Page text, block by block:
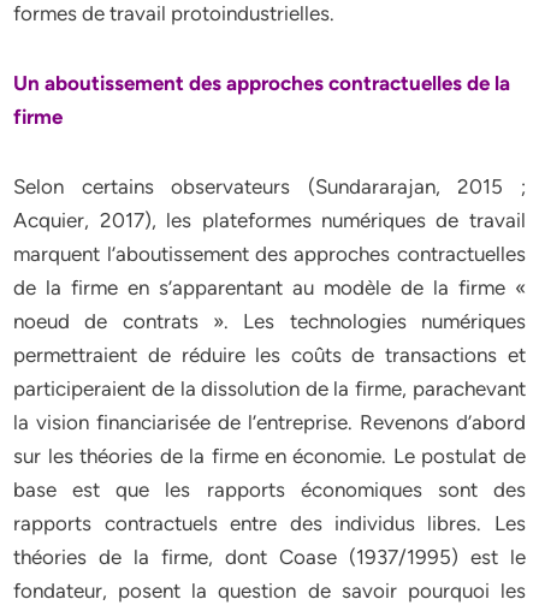
formes de travail protoindustrielles.
Un aboutissement des approches contractuelles de la
firme
Selon certains observateurs (Sundararajan, 2015 ;
Acquier, 2017), les plateformes numériques de travail
marquent l’aboutissement des approches contractuelles
de la firme en s’apparentant au modèle de la firme «
noeud de contrats ». Les technologies numériques
permettraient de réduire les coûts de transactions et
participeraient de la dissolution de la firme, parachevant
la vision financiarisée de l’entreprise. Revenons d’abord
sur les théories de la firme en économie. Le postulat de
base est que les rapports économiques sont des
rapports contractuels entre des individus libres. Les
théories de la firme, dont Coase (1937/1995) est le
fondateur, posent la question de savoir pourquoi les